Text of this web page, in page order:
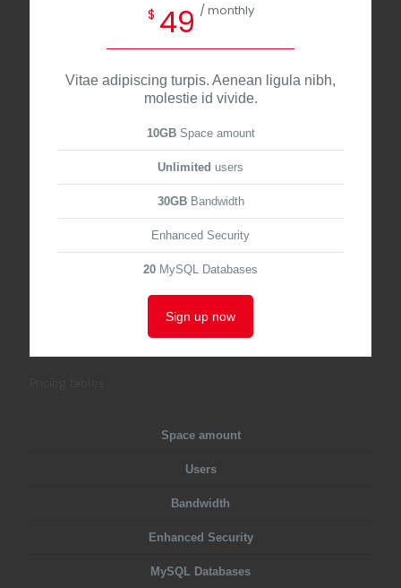
$ 49 / monthly
Vitae adipiscing turpis. Aenean ligula nibh,
molestie id vivide.
10GBSpace amount
Unlimited users
30GBBandwidth
Enhanced Security
20 MySQL Databases
Sign up now
Space amount
Users
Bandwidth
Enhanced Security
MySQL Databases